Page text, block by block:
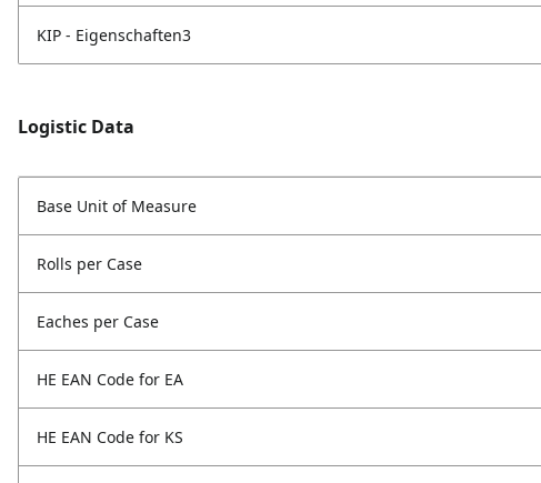
KIP - Eigenschaften3
Logistic Data
Base Unit of Measure
Rolls per Case
Eaches per Case
HE EAN Code for EA
HE EAN Code for KS